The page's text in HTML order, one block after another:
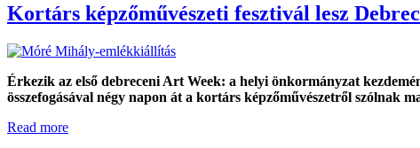
Kortárs képzőművészeti fesztivál lesz
Érkezik az első debreceni Art Week: a helyi önkormányzat
összefogásával négy napon át a kortárs képzőművészetről szólnak
Read more